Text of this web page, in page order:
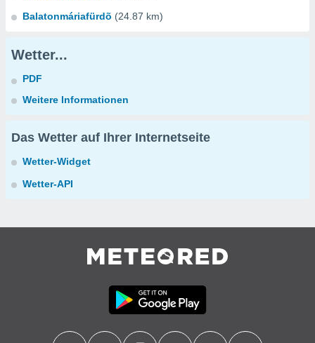
Balatonmáriafürdõ (24.87 km)
Wetter...
PDF
Weitere Informationen
Das Wetter auf Ihrer Internetseite
Wetter-Widget
Wetter-API